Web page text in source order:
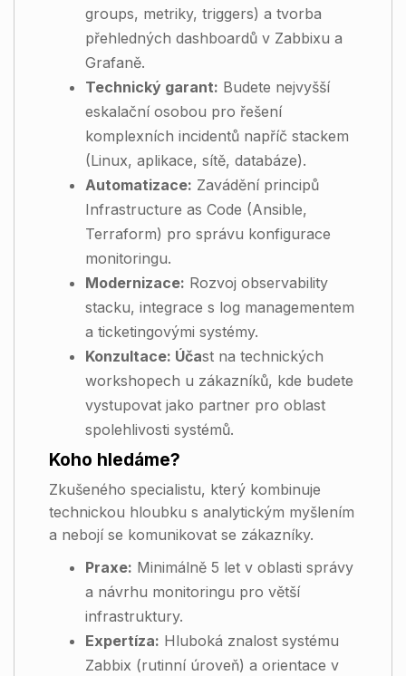
groups, metriky, triggers) a tvorba
přehledných dashboardů v Zabbixu a
Grafaně.
Technický garant: Budete nejvyšší
eskalační osobou pro řešení
komplexních incidentů napříč stackem
(Linux, aplikace, sítě, databáze).
Automatizace: Zavádění principů
Infrastructure as Code (Ansible,
Terraform) pro správu konfigurace
monitoringu.
Modernizace: Rozvoj observability
stacku, integrace s log managementem
a ticketingovými systémy.
Konzultace: Účast na technických
workshopech u zákazníků, kde budete
vystupovat jako partner pro oblast
spolehlivosti systémů.
Koho hledáme?
Zkušeného specialistu, který kombinuje
technickou hloubku s analytickým myšlením
a nebojí se komunikovat se zákazníky.
Praxe: Minimálně 5 let v oblasti správy
a návrhu monitoringu pro větší
infrastruktury.
Expertíza: Hluboká znalost systému
Zabbix (rutinní úroveň) a orientace v